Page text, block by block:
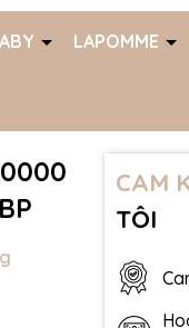
LAPOMME
CAM
TÔI